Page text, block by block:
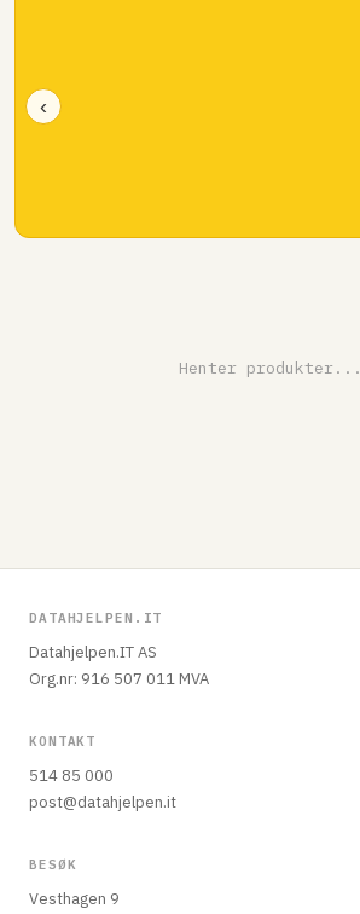
‹
Henter produkter...
DATAHJELPEN.IT
Datahjelpen.IT AS
Org.nr: 916 507 011 MVA
KONTAKT
514 85 000
post@datahjelpen.it
BESØK
Vesthagen 9